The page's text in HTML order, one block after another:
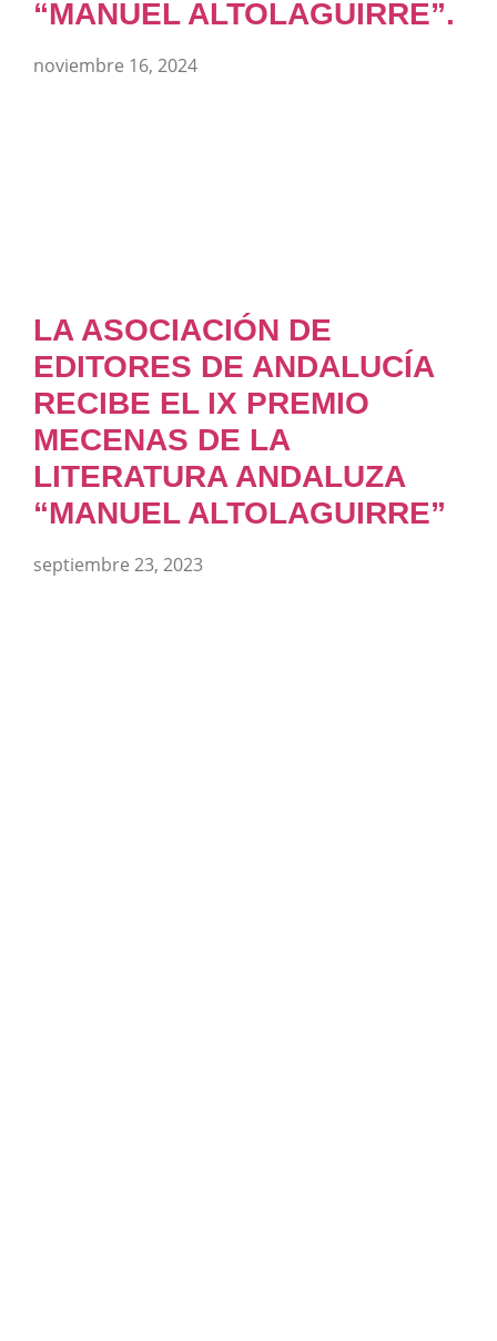
“MANUEL ALTOLAGUIRRE”.
noviembre 16, 2024
LA ASOCIACIÓN DE
EDITORES DE ANDALUCÍA
RECIBE EL IX PREMIO
MECENAS DE LA
LITERATURA ANDALUZA
“MANUEL ALTOLAGUIRRE”
septiembre 23, 2023